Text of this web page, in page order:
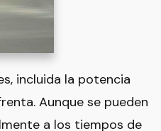
incluida la potencia
Aunque se pueden
a los tiempos de